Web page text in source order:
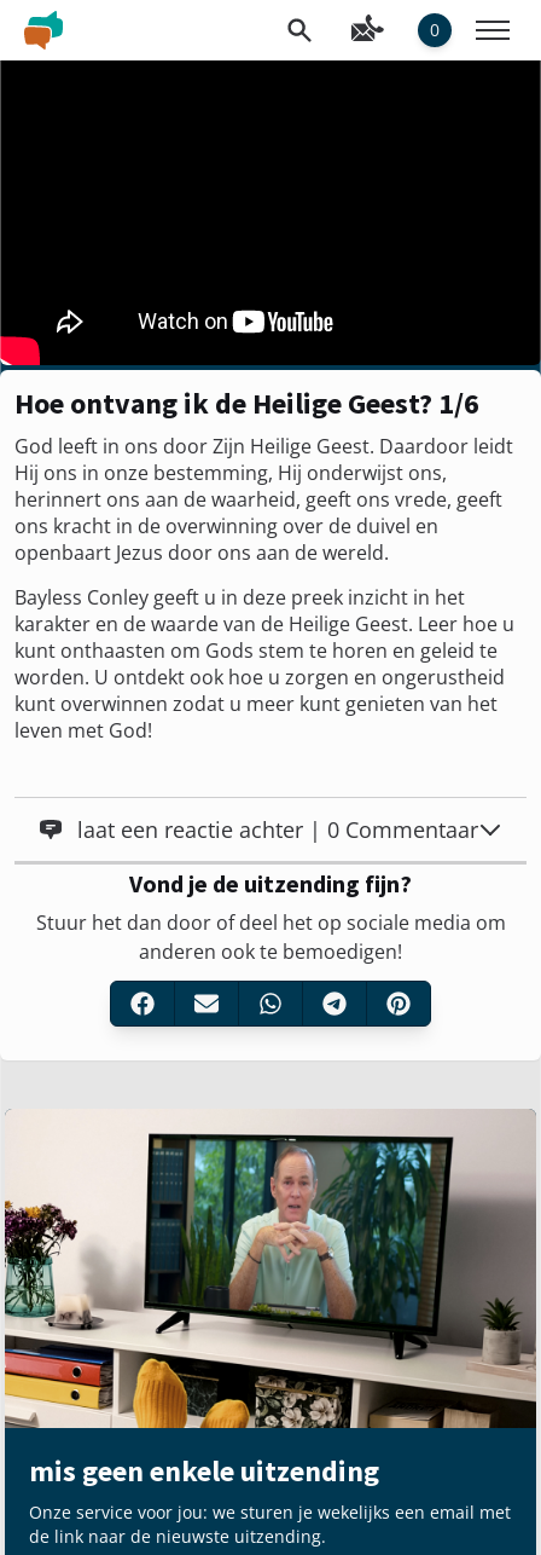
0
Hoe ontvang ik de Heilige Geest? 1/6
God leeft in ons door Zijn Heilige Geest. Daardoor leidt
Hij ons in onze bestemming, Hij onderwijst ons,
herinnert ons aan de waarheid, geeft ons vrede, geeft
ons kracht in de overwinning over de duivel en
openbaart Jezus door ons aan de wereld.
Bayless Conley geeft u in deze preek inzicht in het
karakter en de waarde van de Heilige Geest. Leer hoe u
kunt onthaasten om Gods stem te horen en geleid te
worden. U ontdekt ook hoe u zorgen en ongerustheid
kunt overwinnen zodat u meer kunt genieten van het
leven met God!
laat een reactie achter | 0 Commentaar
Vond je de uitzending fijn?
Stuur het dan door of deel het op sociale media om
anderen ook te bemoedigen!
mis geen enkele uitzending
Onze service voor jou: we sturen je wekelijks een email met
de link naar de nieuwste uitzending.